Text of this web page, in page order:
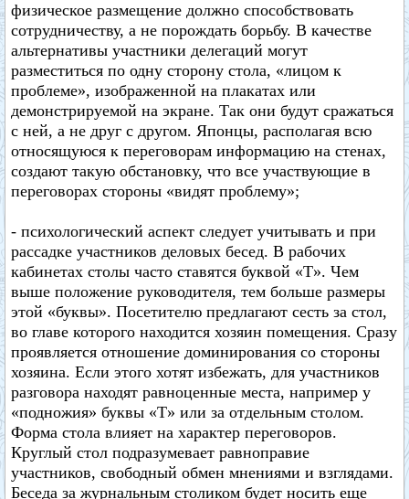
физическое размещение должно способствовать
сотрудничеству, а не порождать борьбу. В качестве
альтернативы участники делегаций могут
разместиться по одну сторону стола, «лицом к
проблеме», изображенной на плакатах или
демонстрируемой на экране. Так они будут сражаться
с ней, а не друг с другом. Японцы, располагая всю
относящуюся к переговорам информацию на стенах,
создают такую обстановку, что все участвующие в
переговорах стороны «видят проблему»;
- психологический аспект следует учитывать и при
рассадке участников деловых бесед. В рабочих
кабинетах столы часто ставятся буквой «Т». Чем
выше положение руководителя, тем больше размеры
этой «буквы». Посетителю предлагают сесть за стол,
во главе которого находится хозяин помещения. Сразу
проявляется отношение доминирования со стороны
хозяина. Если этого хотят избежать, для участников
разговора находят равноценные места, например у
«подножия» буквы «Т» или за отдельным столом.
Форма стола влияет на характер переговоров.
Круглый стол подразумевает равноправие
участников, свободный обмен мнениями и взглядами.
Беседа за журнальным столиком будет носить еще